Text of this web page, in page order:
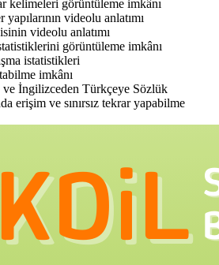
kelimeleri görüntüleme imkânı
videolu anlatımı
videolu anlatımı
görüntüleme imkânı
istatistikleri
imkânı
İngilizceden Türkçeye Sözlük
erişim ve sınırsız tekrar yapabilme